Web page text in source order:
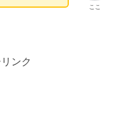
ここ
ンク